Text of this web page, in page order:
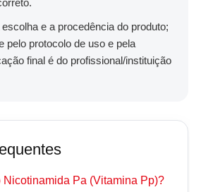
e a procedência do produto;
pelo protocolo de uso e pela
final é do profissional/instituição
Nicotinamida Pa (Vitamina Pp)?